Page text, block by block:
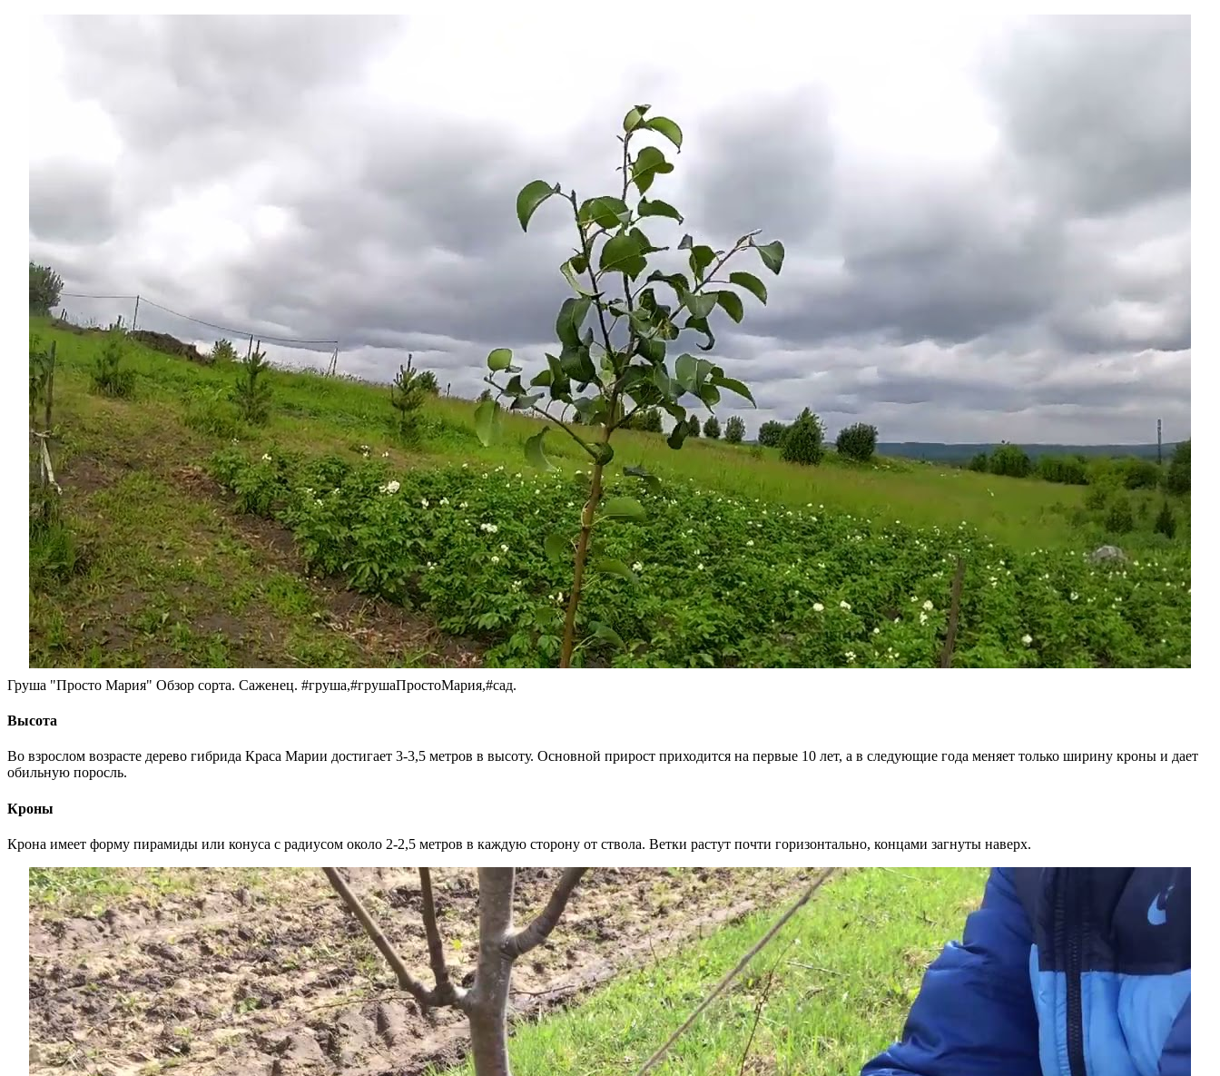
Груша "Просто Мария" Обзор сорта. Саженец. #груша,#грушаПростоМария,#сад.
Высота
Во взрослом возрасте дерево гибрида Краса Марии достигает 3-3,5 метров в высоту. Основной прирост приходится на первые 10 лет, а в следующие года меняет только ширину кроны и дает
обильную поросль.
Кроны
Крона имеет форму пирамиды или конуса с радиусом около 2-2,5 метров в каждую сторону от ствола. Ветки растут почти горизонтально, концами загнуты наверх.